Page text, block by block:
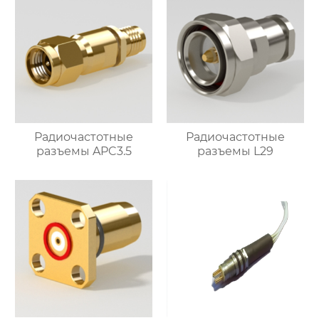
Радиочастотные
разъемы APC3.5
Радиочастотные
разъемы L29